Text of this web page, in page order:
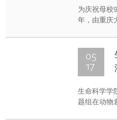
为庆祝母校
年，由重庆
大厅举行。
05
17
生命科学学
题组在动物